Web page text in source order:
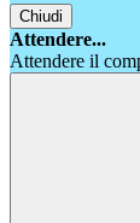
Chiudi
Attendere...
Attendere il